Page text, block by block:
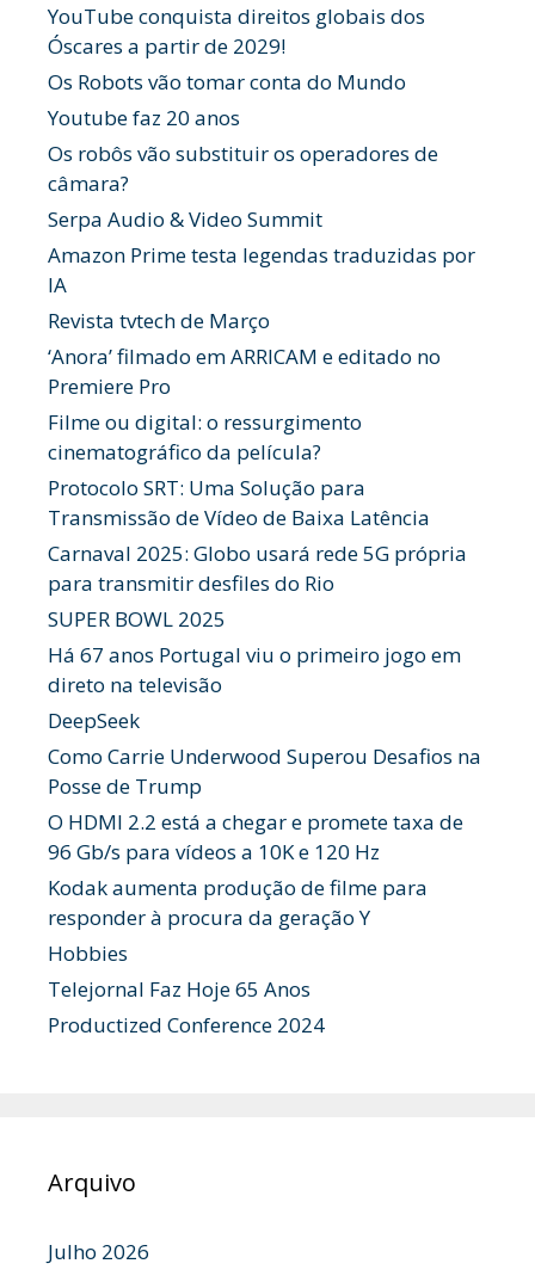
YouTube conquista direitos globais dos
Óscares a partir de 2029!
Os Robots vão tomar conta do Mundo
Youtube faz 20 anos
Os robôs vão substituir os operadores de
câmara?
Serpa Audio & Video Summit
Amazon Prime testa legendas traduzidas por
IA
Revista tvtech de Março
‘Anora’ filmado em ARRICAM e editado no
Premiere Pro
Filme ou digital: o ressurgimento
cinematográfico da película?
Protocolo SRT: Uma Solução para
Transmissão de Vídeo de Baixa Latência
Carnaval 2025: Globo usará rede 5G própria
para transmitir desfiles do Rio
SUPER BOWL 2025
Há 67 anos Portugal viu o primeiro jogo em
direto na televisão
DeepSeek
Como Carrie Underwood Superou Desafios na
Posse de Trump
O HDMI 2.2 está a chegar e promete taxa de
96 Gb/s para vídeos a 10K e 120 Hz
Kodak aumenta produção de filme para
responder à procura da geração Y
Hobbies
Telejornal Faz Hoje 65 Anos
Productized Conference 2024
Arquivo
Julho 2026